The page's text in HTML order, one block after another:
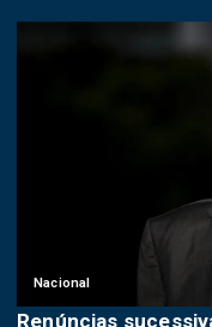
Nacional
Renúncias